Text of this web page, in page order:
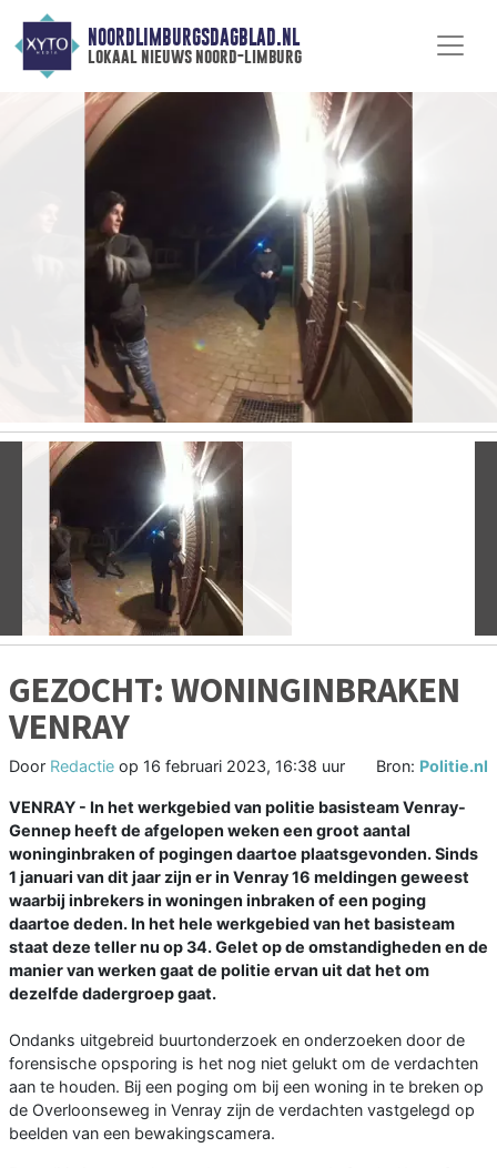
NOORDLIMBURGSDAGBLAD.NL
lokaal nieuws noord-limburg
Vorige
GEZOCHT: WONINGINBRAKEN
VENRAY
Door Redactie op 16 februari 2023, 16:38 uur Bron: Politie.nl
VENRAY - In het werkgebied van politie basisteam Venray-
Gennep heeft de afgelopen weken een groot aantal
woninginbraken of pogingen daartoe plaatsgevonden. Sinds
1 januari van dit jaar zijn er in Venray 16 meldingen geweest
waarbij inbrekers in woningen inbraken of een poging
daartoe deden. In het hele werkgebied van het basisteam
staat deze teller nu op 34. Gelet op de omstandigheden en de
manier van werken gaat de politie ervan uit dat het om
dezelfde dadergroep gaat.
Ondanks uitgebreid buurtonderzoek en onderzoeken door de
forensische opsporing is het nog niet gelukt om de verdachten
aan te houden. Bij een poging om bij een woning in te breken op
de Overloonseweg in Venray zijn de verdachten vastgelegd op
beelden van een bewakingscamera.